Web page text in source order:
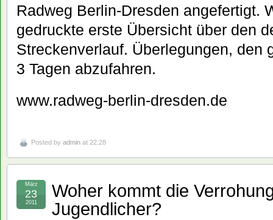
Radweg Berlin-Dresden angefertigt.
gedruckte erste Übersicht über den
Streckenverlauf. Überlegungen, den
3 Tagen abzufahren.
www.radweg-berlin-dresden.de
Posted by admin at 22:28
Woher kommt die
Jugendlicher?
März
23
2011